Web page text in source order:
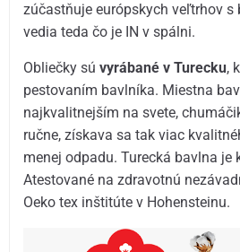
zúčastňuje európskych veľtrhov s
vedia teda čo je IN v spálni.
Obliečky súvyrábané v Turecku,
pestovaním bavlníka. Miestna
najkvalitnejším na svete,
ručne, získava sa tak viac
menej odpadu. Turecká bavlna je
Atestované na zdravotnú
Oeko tex inštitúte v Hohensteinu.